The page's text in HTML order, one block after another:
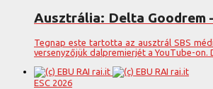
Ausztrália: Delta Goodrem
Tegnap este tartotta az ausztrál SBS
versenyzőjük dalpremierjét a YouTube-on.
ESC 2026